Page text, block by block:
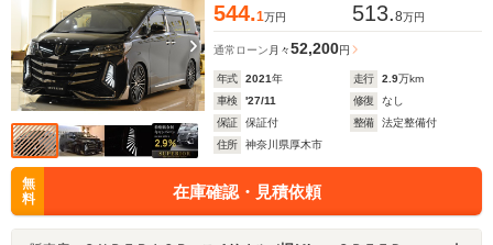
544.1万円 513.8万円
通常ローン 月々52,200円
年式 2021年 走行 2.9万km
車検
'27/11 修復
なし
保証
保証付 整備
法定整備付
住所
神奈川県厚木市
無
料
在庫確認・見積依頼